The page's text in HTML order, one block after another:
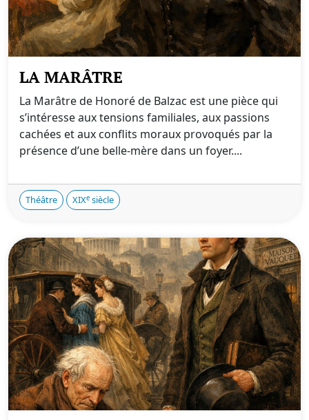
LA MARÂTRE
La Marâtre de Honoré de Balzac est une pièce qui
s’intéresse aux tensions familiales, aux passions
cachées et aux conflits moraux provoqués par la
présence d’une belle-mère dans un foyer....
Théâtre XIXe siècle